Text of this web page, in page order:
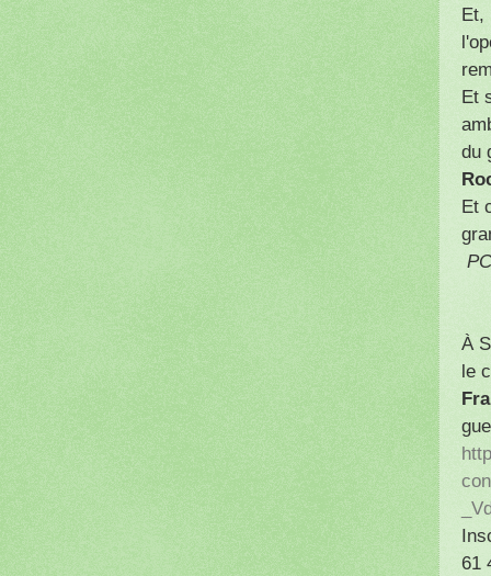
Et,
Et
du
Et
À
le
61